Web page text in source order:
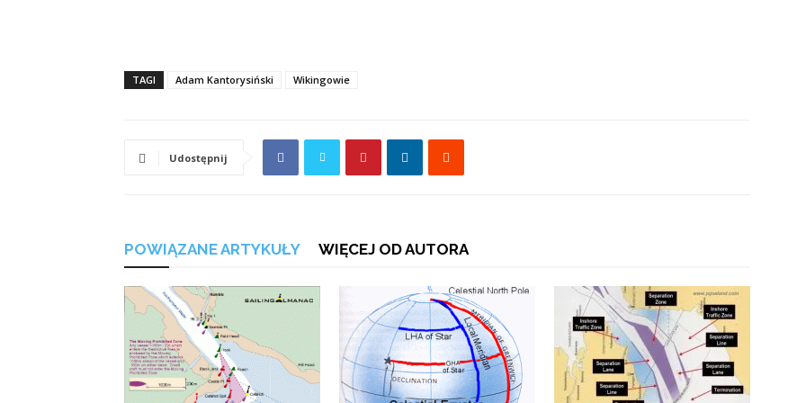
TAGI Adam Kantorysiński Wikingowie
Udostępnij
POWIĄZANE ARTYKUŁY WIĘCEJ OD AUTORA